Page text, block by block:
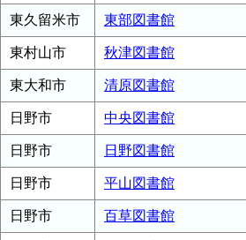
東久留米市 東部図書館
東村山市 秋津図書館
東大和市 清原図書館
日野市 中央図書館
日野市 日野図書館
日野市 平山図書館
日野市 百草図書館